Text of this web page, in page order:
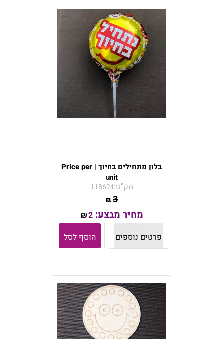
בלון מתחילים בחיוך | Price per
unit
מק"ט:118624
₪3
מחיר מבצע: ₪2
פרטים נוספים
הוסף לסל